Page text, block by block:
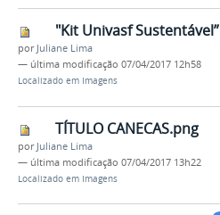
"Kit Univasf Sustentável”
por Juliane Lima
— última modificação 07/04/2017 12h58
Localizado em Imagens
TÍTULO CANECAS.png
por Juliane Lima
— última modificação 07/04/2017 13h22
Localizado em Imagens